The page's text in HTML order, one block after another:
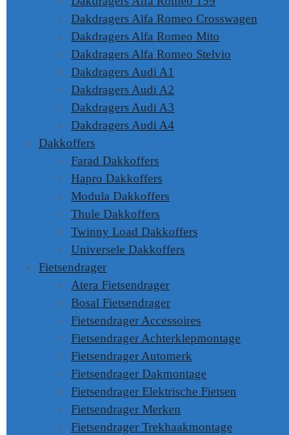
Dakdragers Alfa Romeo Crosswagen
Dakdragers Alfa Romeo Mito
Dakdragers Alfa Romeo Stelvio
Dakdragers Audi A1
Dakdragers Audi A2
Dakdragers Audi A3
Dakdragers Audi A4
Dakkoffers
Farad Dakkoffers
Hapro Dakkoffers
Modula Dakkoffers
Thule Dakkoffers
Twinny Load Dakkoffers
Universele Dakkoffers
Fietsendrager
Atera Fietsendrager
Bosal Fietsendrager
Fietsendrager Accessoires
Fietsendrager Achterklepmontage
Fietsendrager Automerk
Fietsendrager Dakmontage
Fietsendrager Elektrische Fietsen
Fietsendrager Merken
Fietsendrager Trekhaakmontage